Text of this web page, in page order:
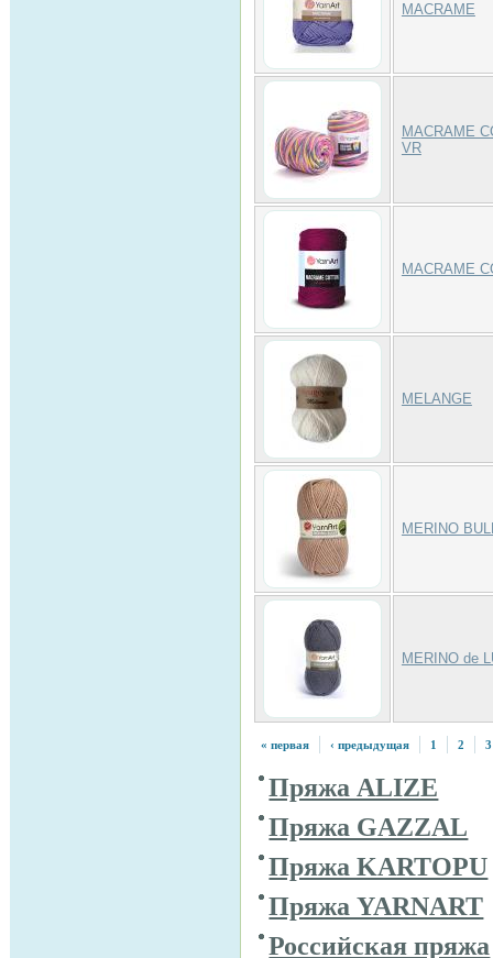
MACRAME
MACRAME
VR
MACRAME
MELANGE
MERINO
MERINO de
« первая ‹ предыдущая 1 2 3
Пряжа ALIZE
Пряжа GAZZAL
Пряжа KARTOPU
Пряжа YARNART
Российская пряжа